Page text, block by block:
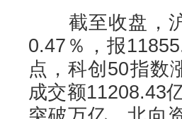
截至收盘，沪
0.47％，报
点，科创50指数
成交额11208.43